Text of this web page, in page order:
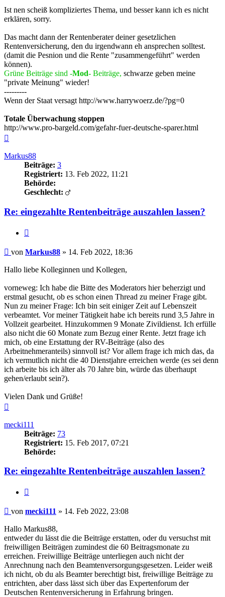
Ist nen scheiß kompliziertes Thema, und besser kann ich es nicht
erklären, sorry.
Das macht dann der Rentenberater deiner gesetzlichen
Rentenversicherung, den du irgendwann eh ansprechen solltest.
(damit die Pesnion und die Rente "zusammengeführt" werden
können).
Grüne Beiträge sind -Mod- Beiträge, schwarze geben meine
"private Meinung" wieder!
---------
Wenn der Staat versagt http://www.harrywoerz.de/?pg=0
Totale Überwachung stoppen
http://www.pro-bargeld.com/gefahr-fuer-deutsche-sparer.html
Markus88
Beiträge: 3
Registriert: 13. Feb 2022, 11:21
Behörde:
Geschlecht:
Re: eingezahlte Rentenbeiträge auszahlen lassen?
Beitrag
von Markus88 » 14. Feb 2022, 18:36
Hallo liebe Kolleginnen und Kollegen,
vorneweg: Ich habe die Bitte des Moderators hier beherzigt und
erstmal gesucht, ob es schon einen Thread zu meiner Frage gibt.
Nun zu meiner Frage: Ich bin seit einiger Zeit auf Lebenszeit
verbeamtet. Vor meiner Tätigkeit habe ich bereits rund 3,5 Jahre in
Vollzeit gearbeitet. Hinzukommen 9 Monate Zivildienst. Ich erfülle
also nicht die 60 Monate zum Bezug einer Rente. Jetzt frage ich
mich, ob eine Erstattung der RV-Beiträge (also des
Arbeitnehmeranteils) sinnvoll ist? Vor allem frage ich mich das, da
ich vermutlich nicht die 40 Dienstjahre erreichen werde (es sei denn
ich arbeite bis ich älter als 70 Jahre bin, würde das überhaupt
gehen/erlaubt sein?).
Vielen Dank und Grüße!
mecki111
Beiträge: 73
Registriert: 15. Feb 2017, 07:21
Behörde:
Re: eingezahlte Rentenbeiträge auszahlen lassen?
Beitrag
von mecki111 » 14. Feb 2022, 23:08
Hallo Markus88,
entweder du lässt die die Beiträge erstatten, oder du versuchst mit
freiwilligen Beiträgen zumindest die 60 Beitragsmonate zu
erreichen. Freiwillige Beiträge unterliegen auch nicht der
Anrechnung nach den Beamtenversorgungsgesetzen. Leider weiß
ich nicht, ob du als Beamter berechtigt bist, freiwillige Beiträge zu
entrichten, aber dass lässt sich über das Expertenforum der
Deutschen Rentenversicherung in Erfahrung bringen.